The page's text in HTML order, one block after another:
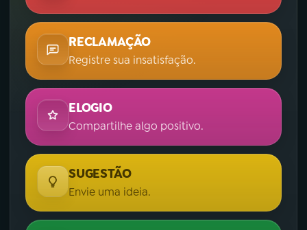
RECLAMAÇÃO
Registre sua insatisfação.
ELOGIO
Compartilhe algo positivo.
SUGESTÃO
Envie uma ideia.